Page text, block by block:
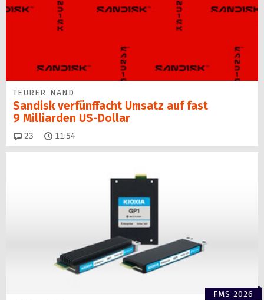
TEURER NAND
Sandisk verfünffacht Umsatz auf fast
9 Milliarden US-Dollar
23 Kommentare
11:54
FMS 2026